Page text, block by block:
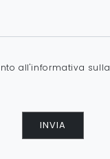
all'informativa sulla
INVIA